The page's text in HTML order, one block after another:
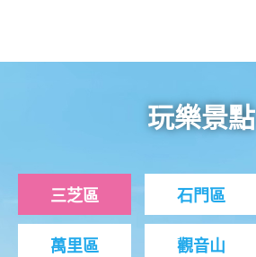
玩樂景點
三芝區 石門區
萬里區 觀音山